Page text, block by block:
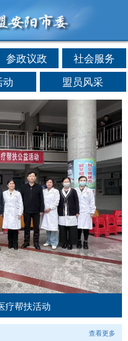
参政议政
社会服务
动 盟员风采
疗帮扶活动
查看更多